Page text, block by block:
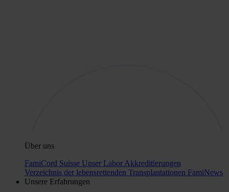
Über uns
FamiCord Suisse Unser Labor Akkreditierungen
Verzeichnis der lebensrettenden Transplantationen FamiNews
Unsere Erfahrungen